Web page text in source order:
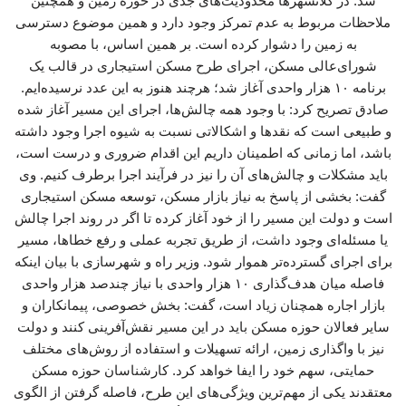
ملاحظات مربوط به عدم تمرکز وجود دارد و همین موضوع دسترسی
به زمین را دشوار کرده است. بر همین اساس، با مصوبه
شورای‌عالی مسکن، اجرای طرح مسکن استیجاری در قالب یک
برنامه ۱۰ هزار واحدی آغاز شد؛ هرچند هنوز به این عدد نرسیده‌ایم.
صادق تصریح کرد: با وجود همه چالش‌ها، اجرای این مسیر آغاز شده
و طبیعی است که نقدها و اشکالاتی نسبت به شیوه اجرا وجود داشته
باشد، اما زمانی که اطمینان داریم این اقدام ضروری و درست است،
باید مشکلات و چالش‌های آن را نیز در فرآیند اجرا برطرف کنیم. وی
گفت: بخشی از پاسخ به نیاز بازار مسکن، توسعه مسکن استیجاری
است و دولت این مسیر را از خود آغاز کرده تا اگر در روند اجرا چالش
یا مسئله‌ای وجود داشت، از طریق تجربه عملی و رفع خطاها، مسیر
برای اجرای گسترده‌تر هموار شود. وزیر راه و شهرسازی با بیان اینکه
فاصله میان هدف‌گذاری ۱۰ هزار واحدی با نیاز چندصد هزار واحدی
بازار اجاره همچنان زیاد است، گفت: بخش خصوصی، پیمانکاران و
سایر فعالان حوزه مسکن باید در این مسیر نقش‌آفرینی کنند و دولت
نیز با واگذاری زمین، ارائه تسهیلات و استفاده از روش‌های مختلف
حمایتی، سهم خود را ایفا خواهد کرد. کارشناسان حوزه مسکن
معتقدند یکی از مهم‌ترین ویژگی‌های این طرح، فاصله گرفتن از الگوی